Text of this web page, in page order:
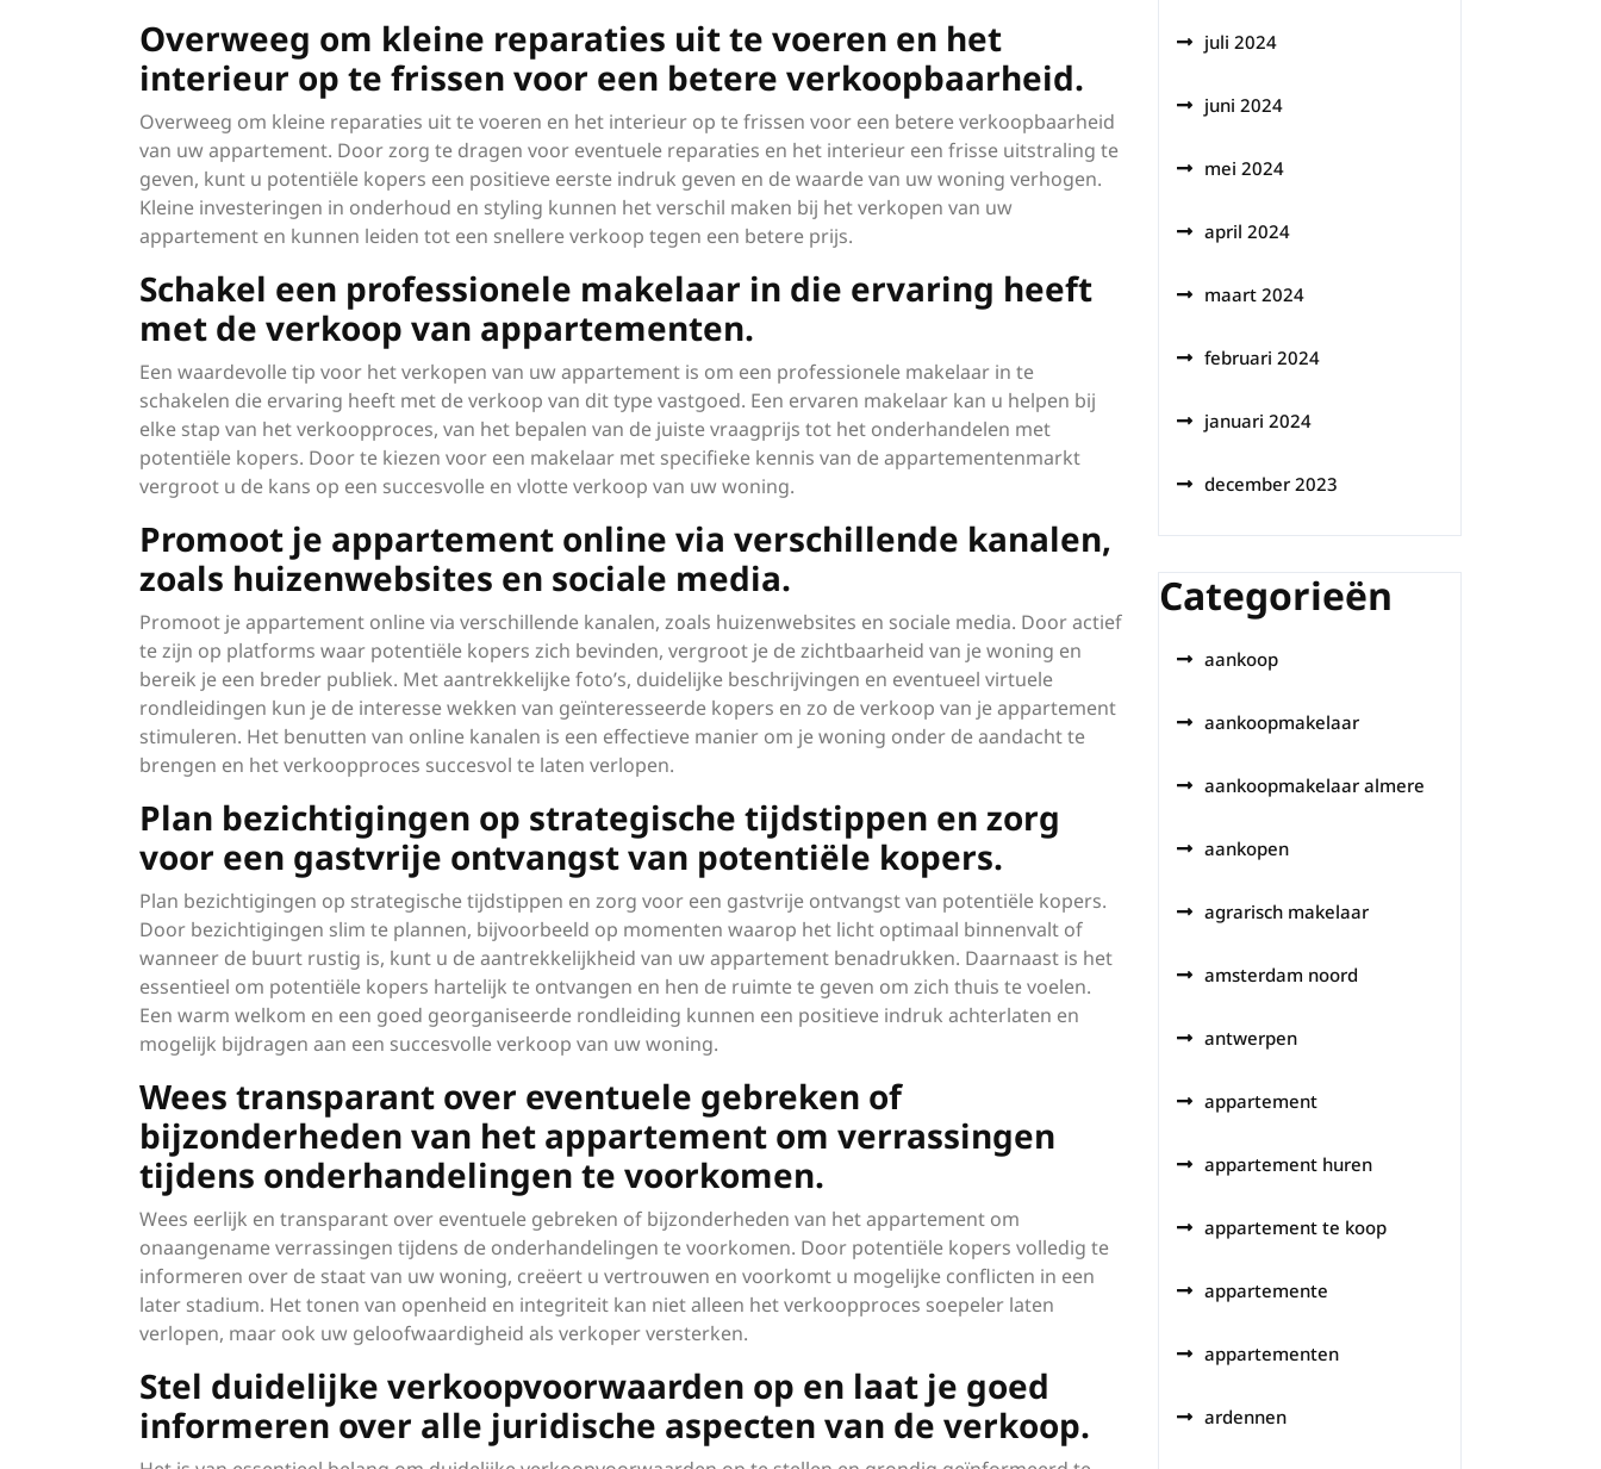
Overweeg om kleine reparaties uit te voeren en het
interieur op te frissen voor een betere verkoopbaarheid.
Overweeg om kleine reparaties uit te voeren en het interieur op te frissen voor een betere verkoopbaarheid
van uw appartement. Door zorg te dragen voor eventuele reparaties en het interieur een frisse uitstraling te
geven, kunt u potentiële kopers een positieve eerste indruk geven en de waarde van uw woning verhogen.
Kleine investeringen in onderhoud en styling kunnen het verschil maken bij het verkopen van uw
appartement en kunnen leiden tot een snellere verkoop tegen een betere prijs.
Schakel een professionele makelaar in die ervaring heeft
met de verkoop van appartementen.
Een waardevolle tip voor het verkopen van uw appartement is om een professionele makelaar in te
schakelen die ervaring heeft met de verkoop van dit type vastgoed. Een ervaren makelaar kan u helpen bij
elke stap van het verkoopproces, van het bepalen van de juiste vraagprijs tot het onderhandelen met
potentiële kopers. Door te kiezen voor een makelaar met specifieke kennis van de appartementenmarkt
vergroot u de kans op een succesvolle en vlotte verkoop van uw woning.
Promoot je appartement online via verschillende kanalen,
zoals huizenwebsites en sociale media.
Promoot je appartement online via verschillende kanalen, zoals huizenwebsites en sociale media. Door actief
te zijn op platforms waar potentiële kopers zich bevinden, vergroot je de zichtbaarheid van je woning en
bereik je een breder publiek. Met aantrekkelijke foto’s, duidelijke beschrijvingen en eventueel virtuele
rondleidingen kun je de interesse wekken van geïnteresseerde kopers en zo de verkoop van je appartement
stimuleren. Het benutten van online kanalen is een effectieve manier om je woning onder de aandacht te
brengen en het verkoopproces succesvol te laten verlopen.
Plan bezichtigingen op strategische tijdstippen en zorg
voor een gastvrije ontvangst van potentiële kopers.
Plan bezichtigingen op strategische tijdstippen en zorg voor een gastvrije ontvangst van potentiële kopers.
Door bezichtigingen slim te plannen, bijvoorbeeld op momenten waarop het licht optimaal binnenvalt of
wanneer de buurt rustig is, kunt u de aantrekkelijkheid van uw appartement benadrukken. Daarnaast is het
essentieel om potentiële kopers hartelijk te ontvangen en hen de ruimte te geven om zich thuis te voelen.
Een warm welkom en een goed georganiseerde rondleiding kunnen een positieve indruk achterlaten en
mogelijk bijdragen aan een succesvolle verkoop van uw woning.
Wees transparant over eventuele gebreken of
bijzonderheden van het appartement om verrassingen
tijdens onderhandelingen te voorkomen.
Wees eerlijk en transparant over eventuele gebreken of bijzonderheden van het appartement om
onaangename verrassingen tijdens de onderhandelingen te voorkomen. Door potentiële kopers volledig te
informeren over de staat van uw woning, creëert u vertrouwen en voorkomt u mogelijke conflicten in een
later stadium. Het tonen van openheid en integriteit kan niet alleen het verkoopproces soepeler laten
verlopen, maar ook uw geloofwaardigheid als verkoper versterken.
Stel duidelijke verkoopvoorwaarden op en laat je goed
informeren over alle juridische aspecten van de verkoop.
juli 2024
juni 2024
mei 2024
april 2024
maart 2024
februari 2024
januari 2024
december 2023
Categorieën
aankoop
aankoopmakelaar
aankoopmakelaar almere
aankopen
agrarisch makelaar
amsterdam noord
antwerpen
appartement
appartement huren
appartement te koop
appartemente
appartementen
ardennen